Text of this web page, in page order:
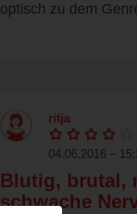
optisch zu dem
ritja
04.06.2016 –
Blutig, brutal,
schwache